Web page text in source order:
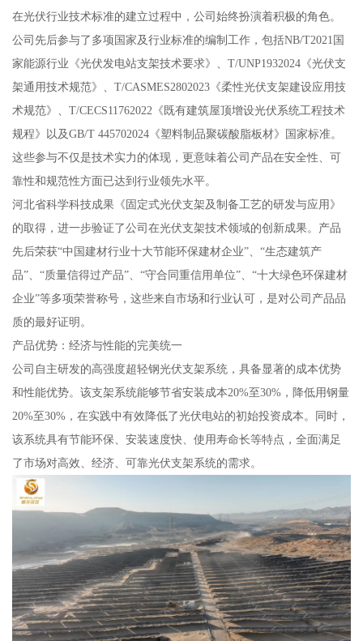
在光伏行业技术标准的建立过程中，公司始终扮演着积极的角色。
公司先后参与了多项国家及行业标准的编制工作，包括NB/T2021国
家能源行业《光伏发电站支架技术要求》、T/UNP1932024《光伏支
架通用技术规范》、T/CASMES2802023《柔性光伏支架建设应用技
术规范》、T/CECS11762022《既有建筑屋顶增设光伏系统工程技术
规程》以及GB/T 445702024《塑料制品聚碳酸脂板材》国家标准。
这些参与不仅是技术实力的体现，更意味着公司产品在安全性、可
靠性和规范性方面已达到行业领先水平。
河北省科学科技成果《固定式光伏支架及制备工艺的研发与应用》
的取得，进一步验证了公司在光伏支架技术领域的创新成果。产品
先后荣获“中国建材行业十大节能环保建材企业”、“生态建筑产
品”、“质量信得过产品”、“守合同重信用单位”、“十大绿色环保建材
企业”等多项荣誉称号，这些来自市场和行业认可，是对公司产品品
质的最好证明。
产品优势：经济与性能的完美统一
公司自主研发的高强度超轻钢光伏支架系统，具备显著的成本优势
和性能优势。该支架系统能够节省安装成本20%至30%，降低用钢量
20%至30%，在实践中有效降低了光伏电站的初始投资成本。同时，
该系统具有节能环保、安装速度快、使用寿命长等特点，全面满足
了市场对高效、经济、可靠光伏支架系统的需求。